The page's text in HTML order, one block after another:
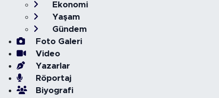
Ekonomi
Yaşam
Gündem
Foto Galeri
Video
Yazarlar
Röportaj
Biyografi